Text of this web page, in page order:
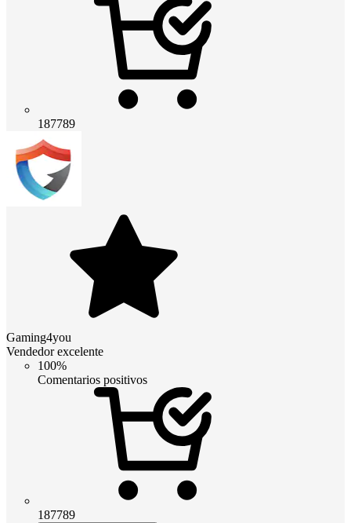
187789
Gaming4you
Vendedor excelente
100%
Comentarios positivos
187789